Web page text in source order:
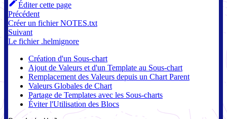
Éditer cette page
Précédent
Créer un fichier NOTES.txt
Suivant
Le fichier .helmignore
Création d'un Sous-chart
Ajout de Valeurs et d'un Template au Sous-chart
Remplacement des Valeurs depuis un Chart Parent
Valeurs Globales de Chart
Partage de Templates avec les Sous-charts
Éviter l'Utilisation des Blocs